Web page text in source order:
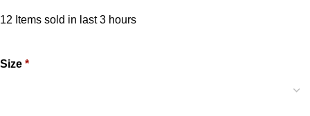
12 Items sold in last 3 hours
Size *